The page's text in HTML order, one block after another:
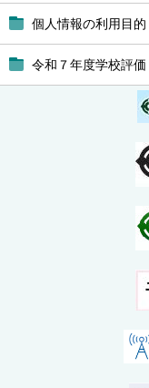
個人情報の利用目的
令和７年度学校評価